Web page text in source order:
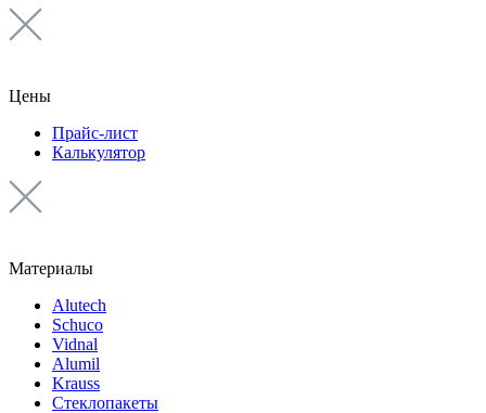
Цены
Прайс-лист
Калькулятор
Материалы
Alutech
Schuco
Vidnal
Alumil
Krauss
Стеклопакеты